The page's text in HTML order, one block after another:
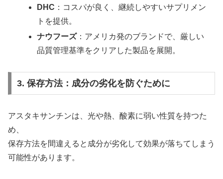
DHC ：コスパが良く、継続しやすいサプリメン
トを提供。
ナウフーズ：アメリカ発のブランドで、厳しい
品質管理基準をクリアした製品を展開。
3. 保存方法：成分の劣化を防ぐために
アスタキサンチンは、光や熱、酸素に弱い性質を持つた
め、
保存方法を間違えると成分が劣化して効果が落ちてしまう
可能性があります。